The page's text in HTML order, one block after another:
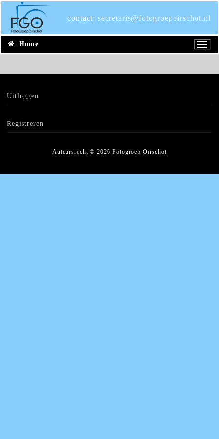
inhoud
contact: secretaris@fotogroepoirschot.nl
Home
Uitloggen
Registreren
Auteursrecht © 2026 Fotogroep Oirschot